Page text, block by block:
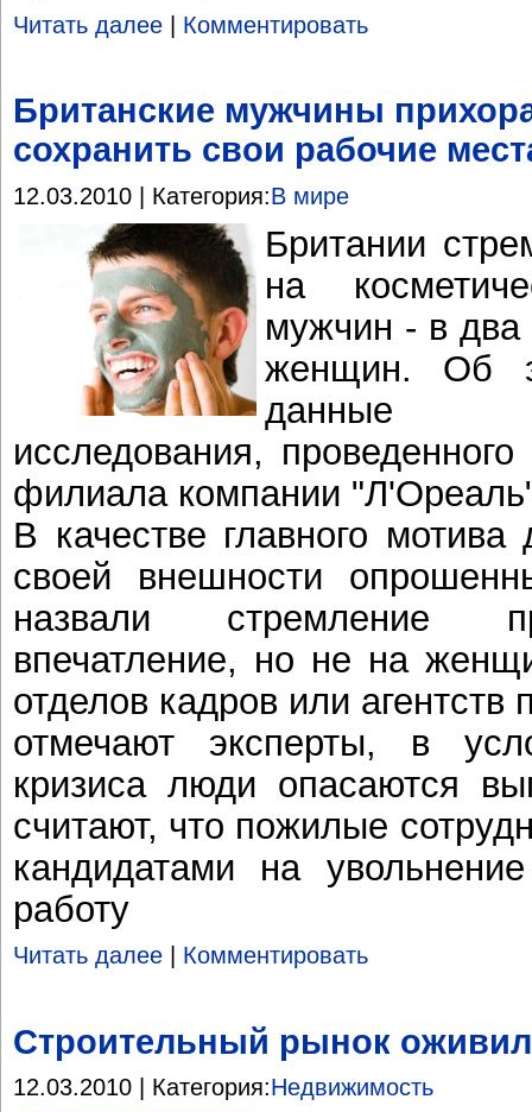
Читать далее Комментировать
Британские мужчины
сохранить свои рабочие
12.03.2010 | Категория:В мире
Британии
на
мужчин - в
женщин. Об
данные
исследования,
филиала компании
В качестве главного
своей внешности
назвали стремление
впечатление, но не на
отделов кадров или агентств
отмечают эксперты, в
кризиса люди опасаются
считают, что пожилые
кандидатами на
работу
Читать далее Комментировать
Строительный рынок
12.03.2010 | Категория:Недвижимость